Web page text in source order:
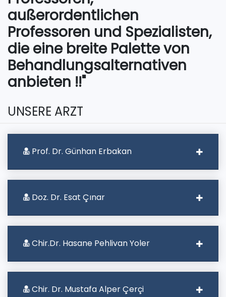
außerordentlichen
Professoren und Spezialisten,
die eine breite Palette von
Behandlungsalternativen
anbieten !!"
UNSERE ARZT
Prof. Dr. Günhan Erbakan
Doz. Dr. Esat Çınar
Chir.Dr. Hasane Pehlivan Yoler
Chir. Dr. Mustafa Alper Çerçi